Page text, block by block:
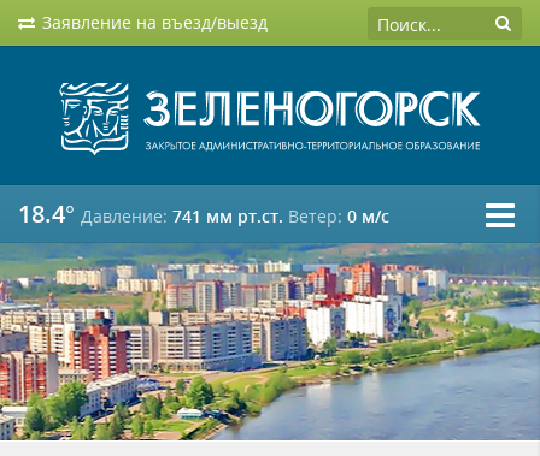
Заявление на въезд/выезд
18.4° Давление: 741 мм рт.ст. Ветер: 0 м/c